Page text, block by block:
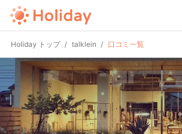
Holiday トップ talklein 口コミ一覧